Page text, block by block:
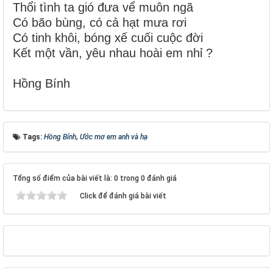
Thổi tình ta gió đưa vể muôn ngã
Có bão bùng, có cả hạt mưa rơi
Có tinh khôi, bóng xế cuối cuộc đời
Kết một vần, yêu nhau hoài em nhỉ ?
Hồng Bính
Tags: Hồng Bính, Ước mơ em anh và hạ
Tổng số điểm của bài viết là: 0 trong 0 đánh giá
Click để đánh giá bài viết